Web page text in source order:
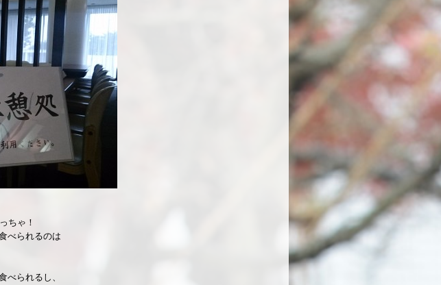
ちゃ！
べられるのは
べられるし、